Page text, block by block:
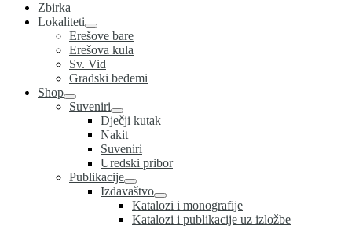
Zbirka
Lokaliteti
Erešove bare
Erešova kula
Sv. Vid
Gradski bedemi
Shop
Suveniri
Dječji kutak
Nakit
Suveniri
Uredski pribor
Publikacije
Izdavaštvo
Katalozi i monografije
Katalozi i publikacije uz izložbe